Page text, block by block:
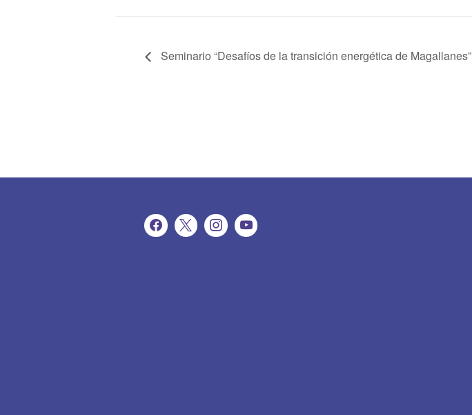
Seminario “Desafíos de la transición energética de Magallanes”